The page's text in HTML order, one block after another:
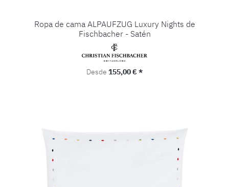
Ropa de cama ALPAUFZUG Luxury Nights de
Fischbacher - Satén
Precio normal:
Desde 155,00 € *